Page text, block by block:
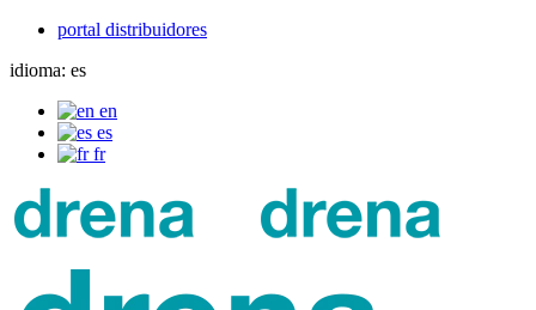
portal distribuidores
idioma: es
en
es
fr